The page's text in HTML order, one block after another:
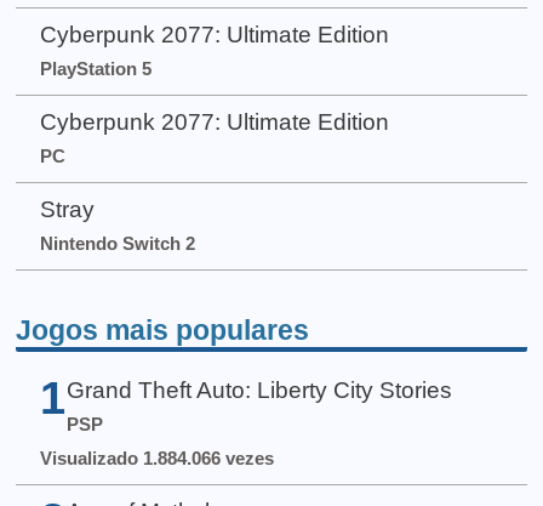
Cyberpunk 2077: Ultimate Edition
PlayStation 5
Cyberpunk 2077: Ultimate Edition
PC
Stray
Nintendo Switch 2
Jogos mais populares
1 Grand Theft Auto: Liberty City Stories
PSP
Visualizado 1.884.066 vezes